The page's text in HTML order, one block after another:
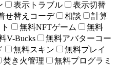
表示トラブル
表示切替
せ替えコーデ 相談
計算
無料NFTゲーム
無料
V-Bucks
無料アバターコー
無料スキン
無料プレイ
焚き火管理
無料プログラミ